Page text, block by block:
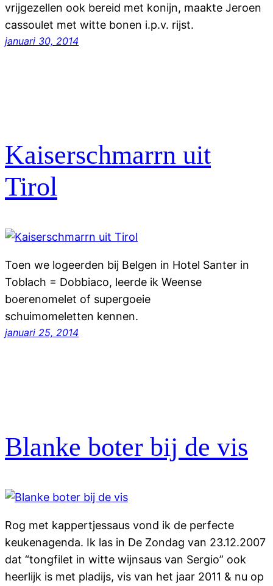
vrijgezellen ook bereid met konijn, maakte Jeroen
cassoulet met witte bonen i.p.v. rijst.
januari 30, 2014
Kaiserschmarrn uit
Tirol
Toen we logeerden bij Belgen in Hotel Santer in
Toblach = Dobbiaco, leerde ik Weense
boerenomelet of supergoeie
schuimomeletten kennen.
januari 25, 2014
Blanke boter bij de vis
Rog met kappertjessaus vond ik de perfecte
keukenagenda. Ik las in De Zondag van 23.12.2007
dat “tongfilet in witte wijnsaus van Sergio” ook
heerlijk is met pladijs, vis van het jaar 2011 & nu op